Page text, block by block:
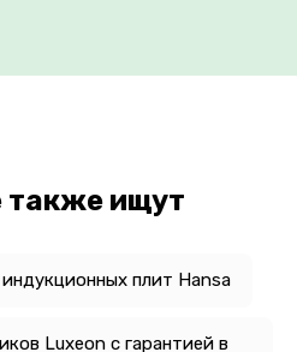
также ищут
плит Hansa
Luxeon с гарантией в